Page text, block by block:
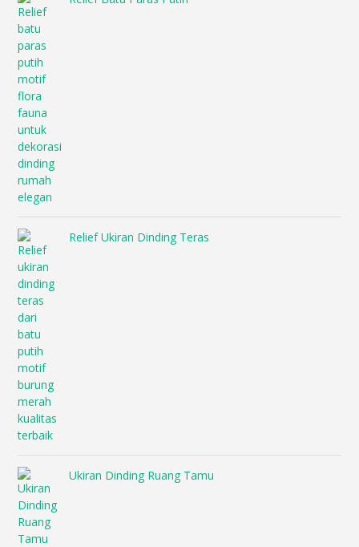
Relief Ukiran Dinding Teras
Ukiran Dinding Ruang Tamu